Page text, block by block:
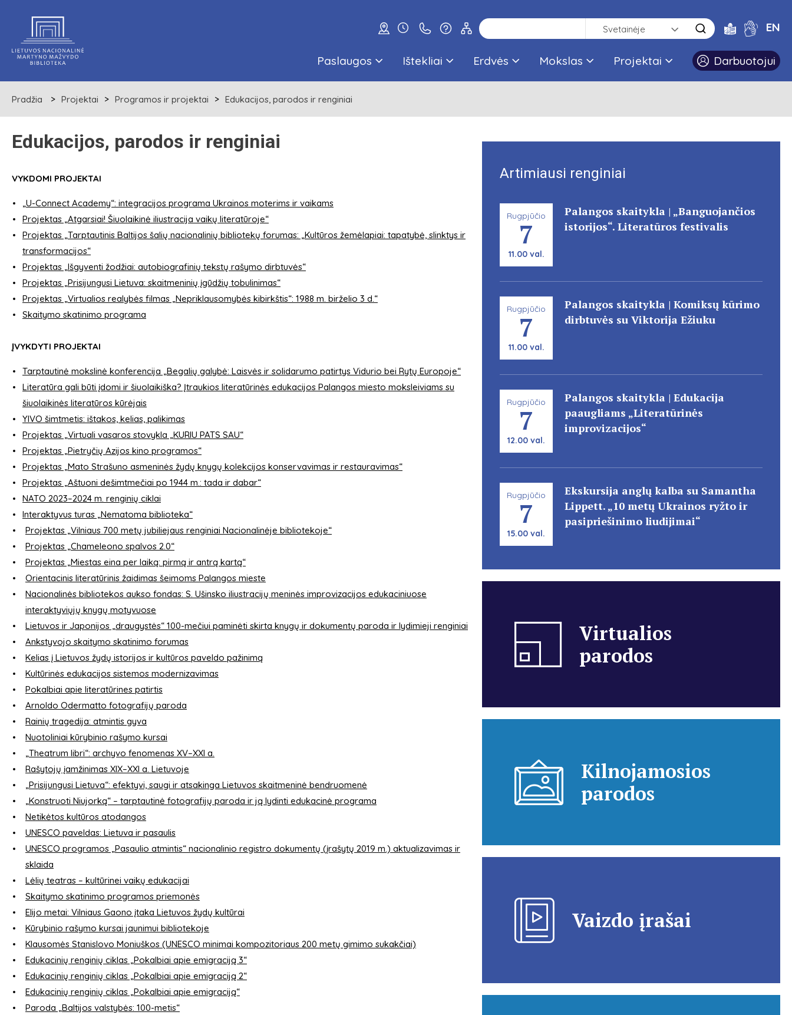
Svetainėje EN
Paslaugos Ištekliai Erdvės Mokslas Projektai Darbuotojui
Pradžia Projektai Programos ir projektai Edukacijos, parodos ir renginiai
Edukacijos, parodos ir renginiai
VYKDOMI PROJEKTAI
„U-Connect Academy“: integracijos programa Ukrainos moterims ir vaikams
Projektas „Atgarsiai! Šiuolaikinė iliustracija vaikų literatūroje“
Projektas „Tarptautinis Baltijos šalių nacionalinių bibliotekų forumas: „Kultūros žemėlapiai: tapatybė, slinktys ir
transformacijos“
Projektas „Išgyventi žodžiai: autobiografinių tekstų rašymo dirbtuvės“
Projektas „Prisijungusi Lietuva: skaitmeninių įgūdžių tobulinimas“
Projektas „Virtualios realybės filmas „Nepriklausomybės kibirkštis“: 1988 m. birželio 3 d.“
Skaitymo skatinimo programa
ĮVYKDYTI PROJEKTAI
Tarptautinė mokslinė konferencija „Begalių galybė: Laisvės ir solidarumo patirtys Vidurio bei Rytų Europoje“
Literatūra gali būti įdomi ir šiuolaikiška? Įtraukios literatūrinės edukacijos Palangos miesto moksleiviams su
šiuolaikinės literatūros kūrėjais
YIVO šimtmetis: ištakos, kelias, palikimas
Projektas „Virtuali vasaros stovykla „KURIU PATS SAU“
Projektas „Pietryčių Azijos kino programos“
Projektas „Mato Strašuno asmeninės žydų knygų kolekcijos konservavimas ir restauravimas“
Projektas „Aštuoni dešimtmečiai po 1944 m.: tada ir dabar“
NATO 2023–2024 m. renginių ciklai
Interaktyvus turas „Nematoma biblioteka“
Projektas „Vilniaus 700 metų jubiliejaus renginiai Nacionalinėje bibliotekoje“
Projektas „Chameleono spalvos 2.0“
Projektas „Miestas eina per laiką: pirmą ir antrą kartą“
Orientacinis literatūrinis žaidimas šeimoms Palangos mieste
Nacionalinės bibliotekos aukso fondas: S. Ušinsko iliustracijų meninės improvizacijos edukaciniuose
interaktyviųjų knygų motyvuose
Lietuvos ir Japonijos „draugystės“ 100-mečiui paminėti skirta knygų ir dokumentų paroda ir lydimieji renginiai
Ankstyvojo skaitymo skatinimo forumas
Kelias į Lietuvos žydų istorijos ir kultūros paveldo pažinimą
Kultūrinės edukacijos sistemos modernizavimas
Pokalbiai apie literatūrines patirtis
Arnoldo Odermatto fotografijų paroda
Rainių tragedija: atmintis gyva
Nuotoliniai kūrybinio rašymo kursai
„Theatrum libri“: archyvo fenomenas XV–XXI a.
Rašytojų įamžinimas XIX–XXI a. Lietuvoje
„Prisijungusi Lietuva“: efektyvi, saugi ir atsakinga Lietuvos skaitmeninė bendruomenė
„Konstruoti Niujorką“ – tarptautinė fotografijų paroda ir ją lydinti edukacinė programa
Netikėtos kultūros atodangos
UNESCO paveldas: Lietuva ir pasaulis
UNESCO programos „Pasaulio atmintis“ nacionalinio registro dokumentų (įrašytų 2019 m.) aktualizavimas ir
sklaida
Lėlių teatras – kultūrinei vaikų edukacijai
Skaitymo skatinimo programos priemonės
Elijo metai: Vilniaus Gaono įtaka Lietuvos žydų kultūrai
Kūrybinio rašymo kursai jaunimui bibliotekoje
Klausomės Stanislovo Moniuškos (UNESCO minimai kompozitoriaus 200 metų gimimo sukakčiai)
Edukacinių renginių ciklas „Pokalbiai apie emigraciją 3“
Edukacinių renginių ciklas „Pokalbiai apie emigraciją 2“
Edukacinių renginių ciklas „Pokalbiai apie emigraciją“
Paroda „Baltijos valstybės: 100-metis“
Artimiausi renginiai
Rugpjūčio
7
11.00 val.
Palangos skaitykla | „Banguojančios
istorijos“. Literatūros festivalis
Rugpjūčio
7
11.00 val.
Palangos skaitykla | Komiksų kūrimo
dirbtuvės su Viktorija Ežiuku
Rugpjūčio
7
12.00 val.
Palangos skaitykla | Edukacija
paaugliams „Literatūrinės
improvizacijos“
Rugpjūčio
7
15.00 val.
Ekskursija anglų kalba su Samantha
Lippett. „10 metų Ukrainos ryžto ir
pasipriešinimo liudijimai“
Virtualios
parodos
Kilnojamosios
parodos
Vaizdo įrašai